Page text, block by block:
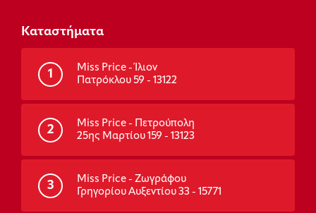
Καταστήματα
1
Miss Price - Ίλιον
Πατρόκλου 59 - 13122
2
Miss Price - Πετρούπολη
25ης Μαρτίου 159 - 13123
3
Miss Price - Ζωγράφου
Γρηγορίου Αυξεντίου 33 - 15771